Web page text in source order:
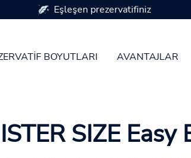
BOYUTLARI AVANTAJLAR
Eşleşen prezervatifiniz
SIZE Easy